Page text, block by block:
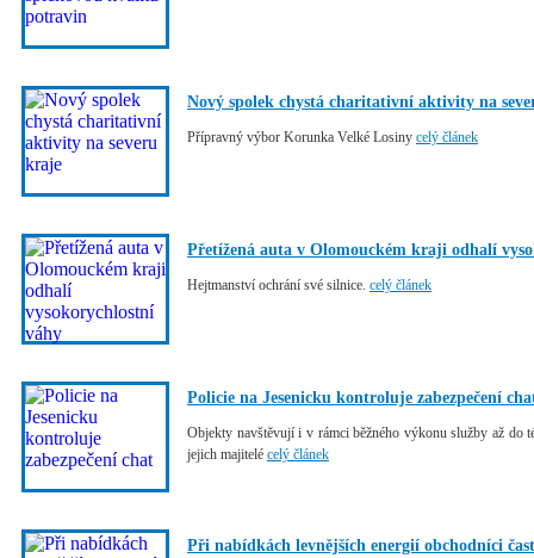
Nový spolek chystá charitativní aktivity na
Přípravný výbor Korunka Velké Losiny celý článek
Přetížená auta v Olomouckém kraji odhalí
Hejtmanství ochrání své silnice. celý článek
Policie na Jesenicku kontroluje zabezpečení
Objekty navštěvují i v rámci běžného výkonu služby až do
jejich majitelé celý článek
Při nabídkách levnějších energií obchodníci